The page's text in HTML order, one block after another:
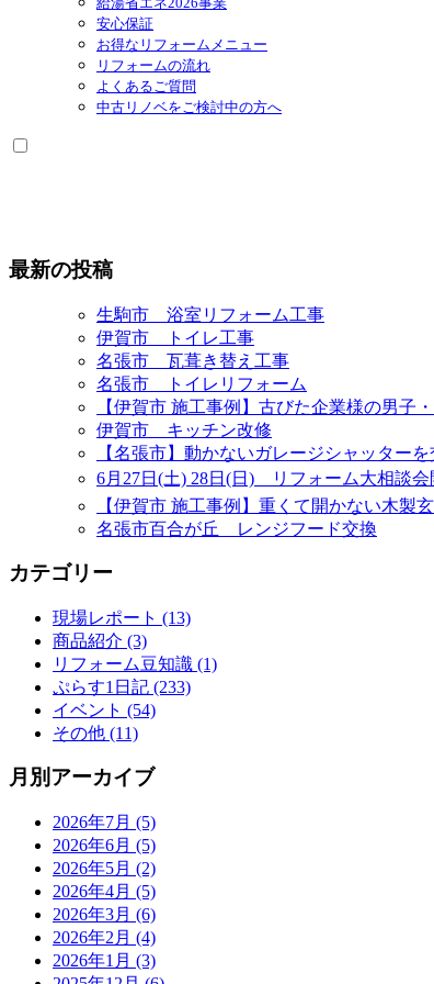
安心保証
お得なリフォームメニュー
リフォームの流れ
よくあるご質問
中古リノベをご検討中の方へ
最新の投稿
生駒市 浴室リフォーム工事
伊賀市 トイレ工事
名張市 瓦葺き替え工事
名張市 トイレリフォーム
【伊賀市 施工事例】古びた企業様の男子
伊賀市 キッチン改修
【名張市】動かないガレージシャッター
6月27日(土) 28日(日) リフォーム大相談会
【伊賀市 施工事例】重くて開かない木製
名張市百合が丘 レンジフード交換
カテゴリー
現場レポート (13)
商品紹介 (3)
リフォーム豆知識 (1)
ぷらす1日記 (233)
イベント (54)
その他 (11)
月別アーカイブ
2026年7月 (5)
2026年6月 (5)
2026年5月 (2)
2026年4月 (5)
2026年3月 (6)
2026年2月 (4)
2026年1月 (3)